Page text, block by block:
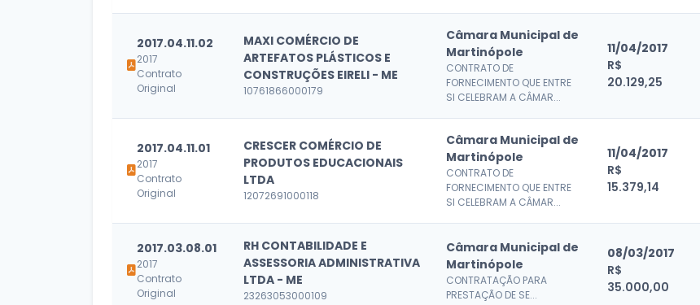
2017.04.11.02
2017
Contrato
Original
MAXI COMÉRCIO DE
ARTEFATOS PLÁSTICOS E
CONSTRUÇÕES EIRELI - ME
10761866000179
Câmara Municipal de
Martinópole
CONTRATO DE
FORNECIMENTO QUE ENTRE
SI CELEBRAM A CÂMAR...
11/04/2017
R$
20.129,25
2017.04.11.01
2017
Contrato
Original
CRESCER COMÉRCIO DE
PRODUTOS EDUCACIONAIS
LTDA
12072691000118
Câmara Municipal de
Martinópole
CONTRATO DE
FORNECIMENTO QUE ENTRE
SI CELEBRAM A CÂMAR...
11/04/2017
R$
15.379,14
2017.03.08.01
2017
Contrato
Original
RH CONTABILIDADE E
ASSESSORIA ADMINISTRATIVA
LTDA - ME
23263053000109
Câmara Municipal de
Martinópole
CONTRATAÇÃO PARA
PRESTAÇÃO DE SE...
08/03/2017
R$
35.000,00